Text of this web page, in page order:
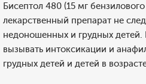
Бисептол 480 (15 мг
лекарственный препарат не
недоношенных и грудных
вызывать интоксикации и
грудных детей и детей в